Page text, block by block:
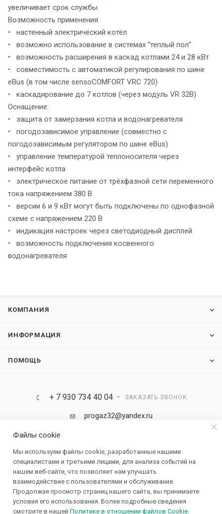
увеличивает срок службы
Возможность применения:
• настенный электрический котёл
• возможно использование в системах "теплый пол"
• возможность расширения в каскад котлами 24 и 28 кВт
• совместимость с автоматикой регулирования по шине
eBus (в том числе sensoCOMFORT VRC 720)
• каскадирование до 7 котлов (через модуль VR 32B)
Оснащение:
• защита от замерзания котла и водонагревателя
• погодозависимое управление (совместно с
погодозависимым регулятором по шине eBus)
• управление температурой теплоносителя через
интерфейс котла
• электрическое питание от трёхфазной сети переменного
тока напряжением 380 B
• версии 6 и 9 кВт могут быть подключены по однофазной
схеме с напряжением 220 В
• индикация настроек через светодиодный дисплей
• возможность подключения косвенного
водонагревателя
КОМПАНИЯ
ИНФОРМАЦИЯ
ПОМОЩЬ
+ 7 930 734 40 04 ЗАКАЗАТЬ ЗВОНОК
progaz32@yandex.ru
Карачижская д.104/1
Файлы cookie
Мы используем файлы cookie, разработанные нашими
специалистами и третьими лицами, для анализа событий на
нашем веб-сайте, что позволяет нам улучшать
взаимодействие с пользователями и обслуживание.
Продолжая просмотр страниц нашего сайта, вы принимаете
условия его использования. Более подробные сведения
смотрите в нашей Политике в отношении файлов Cookie.